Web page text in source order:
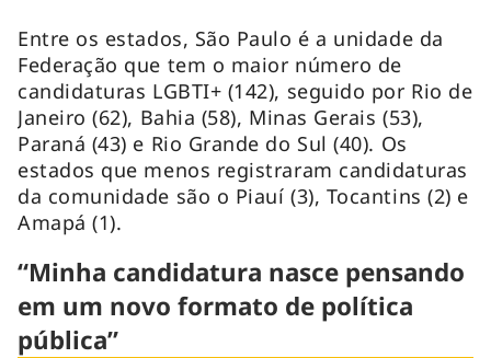
Entre os estados, São Paulo é a unidade da
Federação que tem o maior número de
candidaturas LGBTI+ (142), seguido por Rio de
Janeiro (62), Bahia (58), Minas Gerais (53),
Paraná (43) e Rio Grande do Sul (40). Os
estados que menos registraram candidaturas
da comunidade são o Piauí (3), Tocantins (2) e
Amapá (1).
“Minha candidatura nasce pensando
em um novo formato de política
pública”